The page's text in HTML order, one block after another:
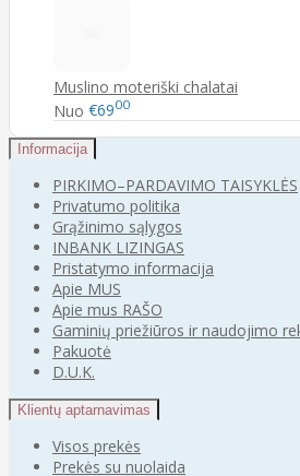
Muslino moteriški chalatai
Nuo €6900
Informacija
PIRKIMO–PARDAVIMO TAISYKLĖS
Privatumo politika
Grąžinimo sąlygos
INBANK LIZINGAS
Pristatymo informacija
Apie MUS
Apie mus RAŠO
Gaminių priežiūros ir naudojimo
Pakuotė
D.U.K.
Klientų aptarnavimas
Visos prekės
Prekės su nuolaida